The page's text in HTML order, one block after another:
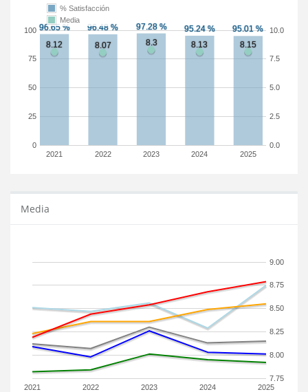
2021 2022 2023 2024 2025
0
25
50
75
100
0.0
2.5
5.0
7.5
10.0
% Satisfacción
Media
Media
2021 2022 2023 2024 2025
7.75
8.00
8.25
8.50
8.75
9.00